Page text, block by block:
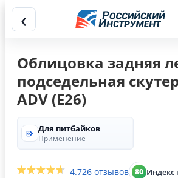
‹
Облицовка задняя
подседельная скутер
ADV (Е26)
Для питбайков
Применение
4.726 отзывов 80 Индекс